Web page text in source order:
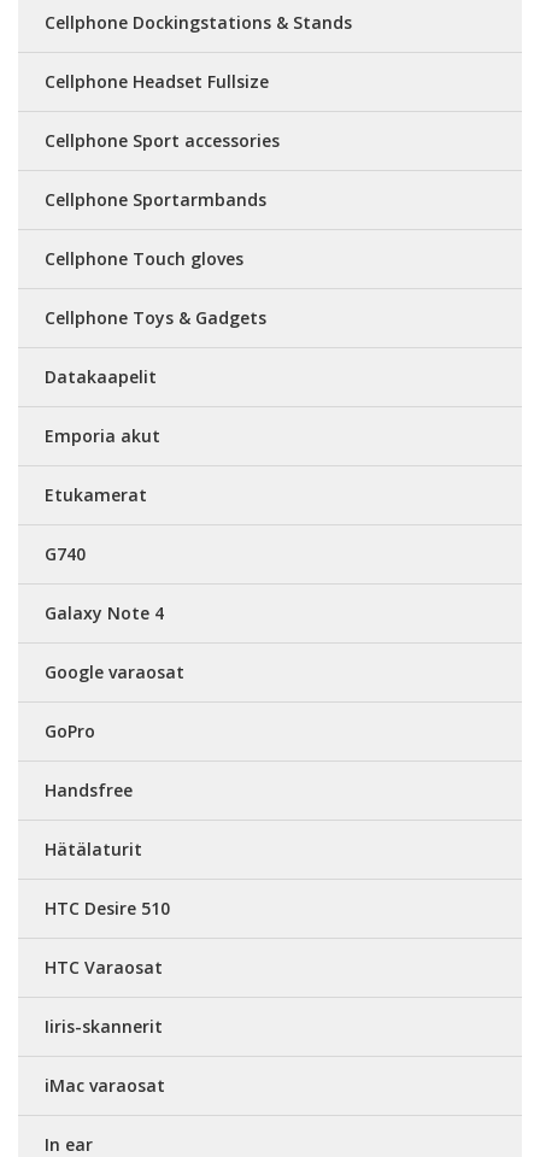
Cellphone Dockingstations & Stands
Cellphone Headset Fullsize
Cellphone Sport accessories
Cellphone Sportarmbands
Cellphone Touch gloves
Cellphone Toys & Gadgets
Datakaapelit
Emporia akut
Etukamerat
G740
Galaxy Note 4
Google varaosat
GoPro
Handsfree
Hätälaturit
HTC Desire 510
HTC Varaosat
Iiris-skannerit
iMac varaosat
In ear